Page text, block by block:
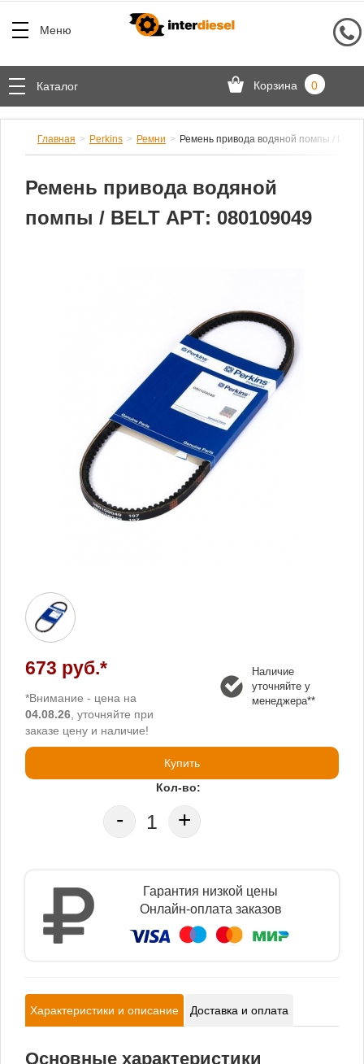
Меню
Каталог Корзина 0
Главная Perkins Ремни Ремень привода водяной помпы /
Ремень привода водяной
помпы / BELT АРТ: 080109049
673 руб.*
*Внимание - цена на
04.08.26 , уточняйте при
заказе цену и наличие!
Наличие
уточняйте у
менеджера**
Купить
Кол-во:
- +
Гарантия низкой цены
Онлайн-оплата заказов
Характеристики и описание Доставка и оплата
Основные характеристики